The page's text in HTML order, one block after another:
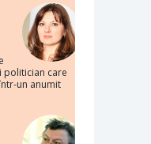
politician care
un anumit